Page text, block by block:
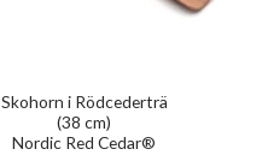
Skohorn i Rödcederträ
(38 cm)
Nordic Red Cedar®